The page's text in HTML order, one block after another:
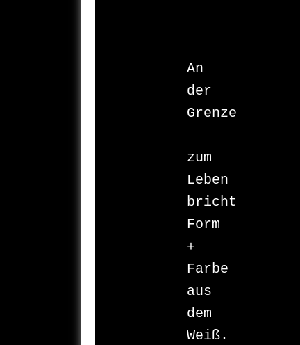
An
der
Grenze
zum
Leben
bricht
Form
+
Farbe
aus
dem
Weiß.